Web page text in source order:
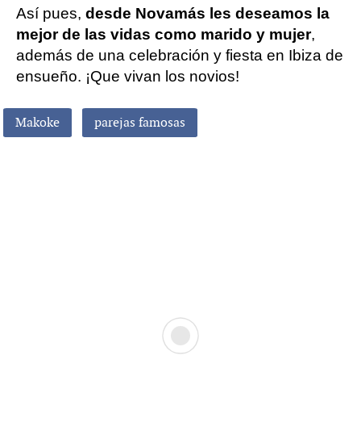
Así pues, desde Novamás les deseamos la
mejor de las vidas como marido y mujer,
además de una celebración y fiesta en Ibiza de
ensueño. ¡Que vivan los novios!
Makoke parejas famosas